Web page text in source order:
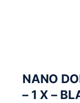
NANO
– 1 X –